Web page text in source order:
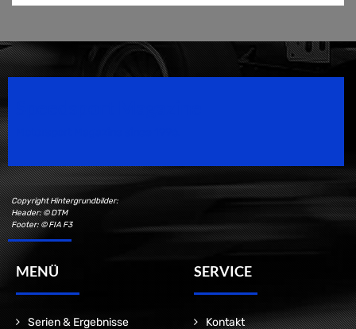
Copyright Hintergrundbilder:
Header: © DTM
Footer: © FIA F3
MENÜ
Serien & Ergebnisse
SERVICE
Kontakt